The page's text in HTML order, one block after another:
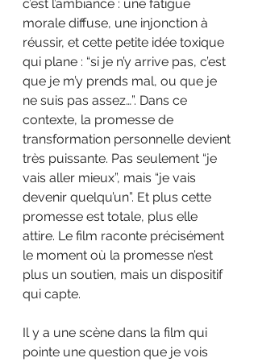
c’est l’ambiance : une fatigue
morale diffuse, une injonction à
réussir, et cette petite idée toxique
qui plane : “si je n’y arrive pas, c’est
que je m’y prends mal, ou que je
ne suis pas assez…”. Dans ce
contexte, la promesse de
transformation personnelle devient
très puissante. Pas seulement “je
vais aller mieux”, mais “je vais
devenir quelqu’un”. Et plus cette
promesse est totale, plus elle
attire. Le film raconte précisément
le moment où la promesse n’est
plus un soutien, mais un dispositif
qui capte.
Il y a une scène dans la film qui
pointe une question que je vois